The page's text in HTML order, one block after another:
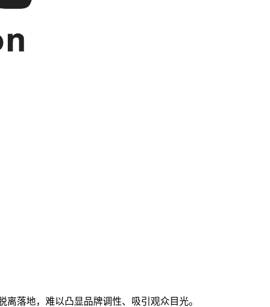
落地，难以凸显品牌调性、吸引观众目光。